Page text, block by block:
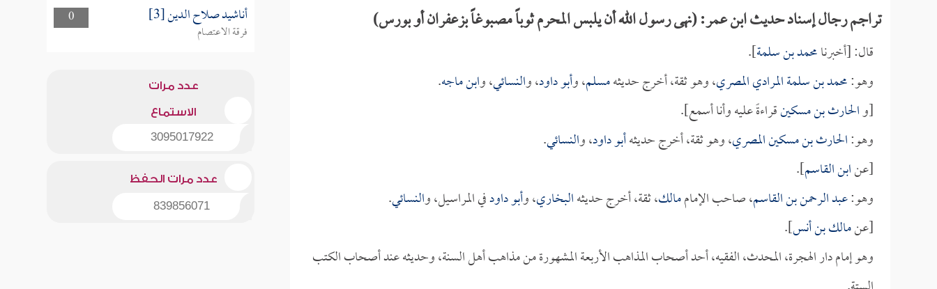
تراجم رجال إسناد حديث ابن عمر: (نهى رسول الله أن يلبس المحرم ثوباً مصبوغاً بزعفران أو بورس)
قال: [أخبرنامحمد بن سلمة].
وهو:محمد بن سلمة المرادي المصري، وهو ثقة، أخرج حديثهمسلم، وأبو داود، والنسائي، وابن ماجه.
[والحارث بن مسكينقراءةً عليه وأنا أسمع].
وهو:الحارث بن مسكين المصري، وهو ثقة، أخرج حديثهأبو داود، والنسائي.
[عنابن القاسم].
وهو:عبد الرحمن بن القاسم، صاحب الإماممالك، ثقة، أخرج حديثهالبخاري، وأبو داودفي المراسيل، والنسائي.
[عنمالك بن أنس].
وهو إمام دار الهجرة، المحدث، الفقيه، أحد أصحاب المذاهب الأربعة المشهورة من مذاهب أهل السنة، وحديثه عند أصحاب الكتب
0
أناشيد صلاح الدين [3]
فرقة الاعتصام
عدد مرات
الاستماع
3095017922
عدد مرات الحفظ
839856071